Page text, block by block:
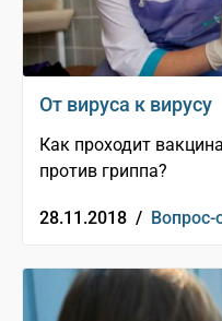
От вируса к вирусу
Как проходит
против гриппа?
28.11.2018 / Вопрос-